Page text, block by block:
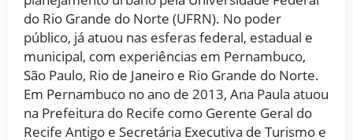
do Rio Grande do Norte (UFRN). No poder
público, já atuou nas esferas federal, estadual e
municipal, com experiências em Pernambuco,
São Paulo, Rio de Janeiro e Rio Grande do Norte.
Em Pernambuco no ano de 2013, Ana Paula atuou
na Prefeitura do Recife como Gerente Geral do
Recife Antigo e Secretária Executiva de Turismo e